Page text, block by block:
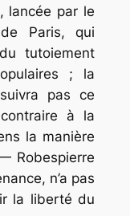
lancée par le
Paris, qui
tutoiement
; la
pas ce
à la
la manière
Robespierre
n’a pas
la liberté du